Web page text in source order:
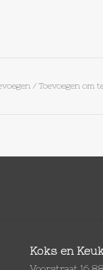
/ Toevoegen om
Koks en